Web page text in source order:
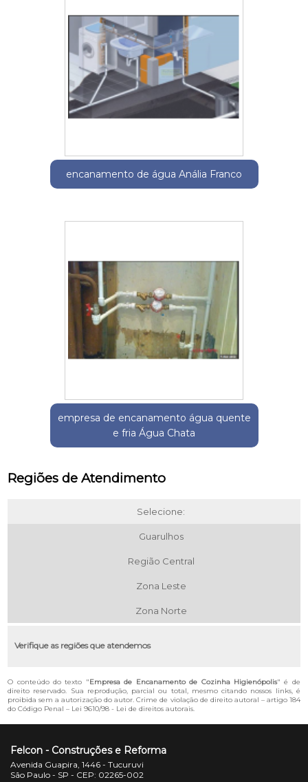
encanamento de água Anália Franco
empresa de encanamento água quente
e fria Água Chata
Regiões de Atendimento
Selecione:
Guarulhos
Região Central
Zona Leste
Zona Norte
Verifique as regiões que atendemos
O conteúdo do texto "Empresa de Encanamento de Cozinha Higienópolis" é de
direito reservado. Sua reprodução, parcial ou total, mesmo citando nossos links, é
proibida sem a autorização do autor. Crime de violação de direito autoral – artigo 184
do Código Penal – Lei 9610/98 - Lei de direitos autorais.
Felcon - Construções e Reforma
Avenida Guapira, 1446 - Tucuruvi
São Paulo - SP - CEP: 02265-002